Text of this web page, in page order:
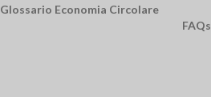
Glossario Economia Circolare
FAQs